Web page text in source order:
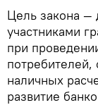
Цель закона —
участниками
при
наличных
развитие